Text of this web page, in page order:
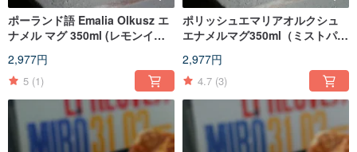
ポーランド語 Emalia Olkusz エ
ナメル マグ 350ml (レモンイエ
2,977円
5 (1)
ポリッシュエマリアオルクシュ
エナメルマグ350ml（ミストパウ
2,977円
4.7 (3)